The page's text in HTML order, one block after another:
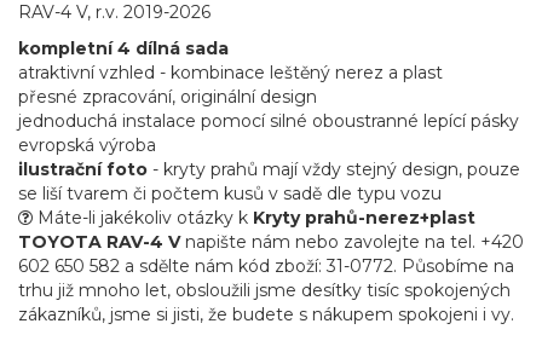
RAV-4 V, r.v. 2019-2026
kompletní 4 dílná sada
atraktivní vzhled - kombinace leštěný nerez a plast
přesné zpracování, originální design
jednoduchá instalace pomocí silné oboustranné lepící pásky
evropská výroba
ilustrační foto - kryty prahů mají vždy stejný design, pouze
se liší tvarem či počtem kusů v sadě dle typu vozu
Máte-li jakékoliv otázky k Kryty prahů-nerez+plast
TOYOTA RAV-4 Vnapište nám nebo zavolejte na tel. +420
602 650 582 a sdělte nám kód zboží: 31-0772. Působíme na
trhu již mnoho let, obsloužili jsme desítky tisíc spokojených
zákazníků, jsme si jisti, že budete s nákupem spokojeni i vy.